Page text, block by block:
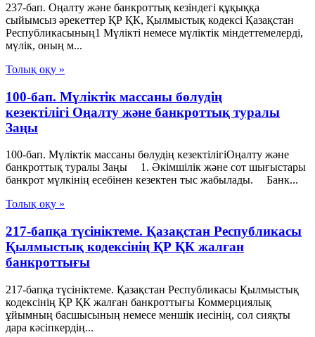
237-бап. Оңалту және банкроттық кезіндегі құқыққа
сыйымсыз әрекеттер ҚР ҚК, Қылмыстық кодексi Қазақстан
Республикасының1 Мүлiктi немесе мүлiктiк мiндеттемелердi,
мүлiк, оның м...
Толық оқу »
100-бап. Мүліктік массаны бөлудің
кезектілігі Оңалту және банкроттық туралы
Заңы
100-бап. Мүліктік массаны бөлудің кезектілігіОңалту және
банкроттық туралы Заңы 1. Әкiмшiлiк және сот шығыстары
банкрот мүлкiнің есебiнен кезектен тыс жабылады. Банк...
Толық оқу »
217-бапқа түсініктеме. Қазақстан Республикасы
Қылмыстық кодексінің ҚР ҚК жалған
банкроттығы
217-бапқа түсініктеме. Қазақстан Республикасы Қылмыстық
кодексінің ҚР ҚК жалған банкроттығы Коммерциялық
ұйымның басшысының немесе меншік иесінің, сол сияқты
дара кәсіпкердің...